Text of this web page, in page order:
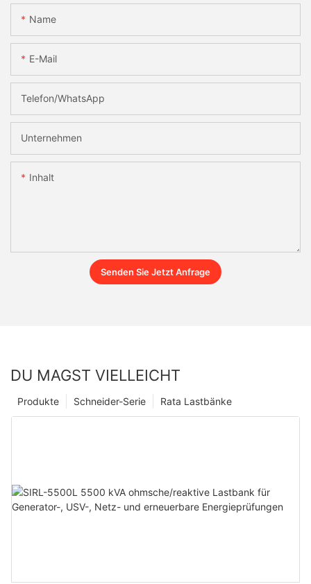
Name
E-Mail
Telefon/WhatsApp
Unternehmen
Inhalt
Senden Sie Jetzt Anfrage
DU MAGST VIELLEICHT
Rata Lastbänke
Schneider-Serie
Produkte